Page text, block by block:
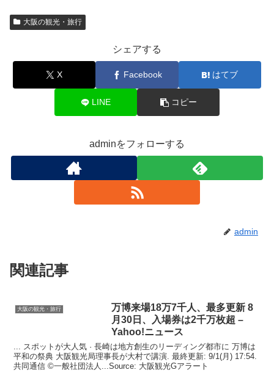
大阪の観光・旅行
シェアする
X Facebook はてブ
LINE コピー
adminをフォローする
admin
関連記事
大阪の観光・旅行
万博来場18万7千人、最多更新 8
月30日、入場券は2千万枚超 –
Yahoo!ニュース
... スポットが大人気 · 長崎は地方創生のリーディング都市に 万博は
平和の祭典 大阪観光局理事長が大村で講演. 最終更新: 9/1(月) 17:54.
共同通信 ©一般社団法人...Source: 大阪観光Gアラート